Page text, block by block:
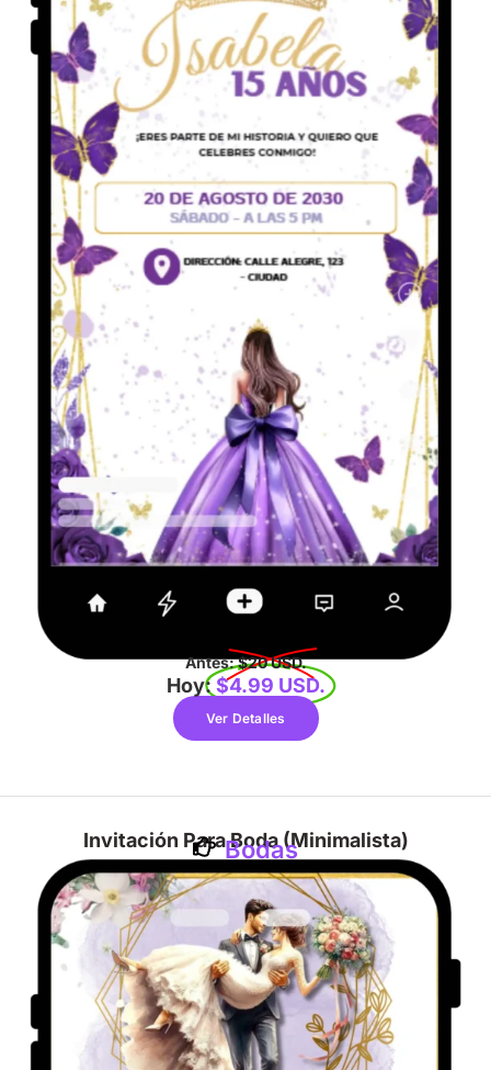
Hoy:$4.99 USD.
Ver Detalles
Antes:$20 USD.
Invitación Para Boda (Minimalista)
Bodas